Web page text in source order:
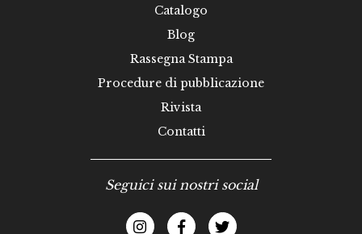
Catalogo
Blog
Rassegna Stampa
Procedure di pubblicazione
Rivista
Contatti
Seguici sui nostri social